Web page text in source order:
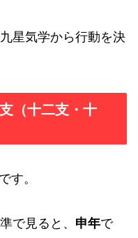
星気学から行動を決
（十二支・十
です。
で見ると、 申年で